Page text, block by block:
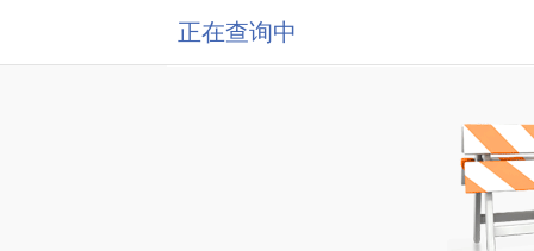
正在查询中